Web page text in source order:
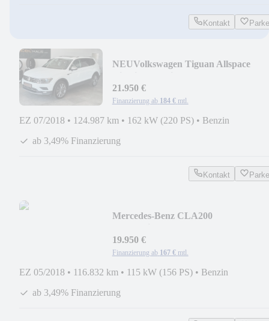
Kontakt
NEUVolkswagen Tiguan Allspace
21.950 €
Finanzierung ab 184 € mtl.
EZ 07/2018 • 124.987 km • 162 kW (220 PS) • Benzin
ab 3,49% Finanzierung
Kontakt
Mercedes-Benz CLA200
19.950 €
Finanzierung ab 167 € mtl.
EZ 05/2018 • 116.832 km • 115 kW (156 PS) • Benzin
ab 3,49% Finanzierung